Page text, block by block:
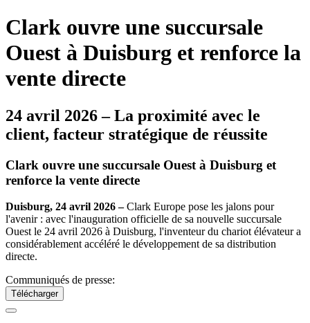
Clark ouvre une succursale
Ouest à Duisburg et renforce la
vente directe
24 avril 2026 – La proximité avec le
client, facteur stratégique de réussite
Clark ouvre une succursale Ouest à Duisburg et
renforce la vente directe
Duisburg, 24 avril 2026 –Clark Europe pose les jalons pour
l'avenir : avec l'inauguration officielle de sa nouvelle succursale
Ouest le 24 avril 2026 à Duisburg, l'inventeur du chariot élévateur a
considérablement accéléré le développement de sa distribution
directe.
Communiqués de presse:
Télécharger